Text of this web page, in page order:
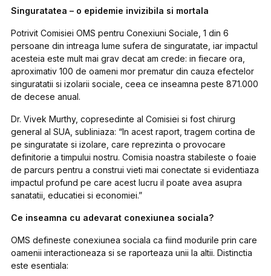
Singuratatea – o epidemie invizibila si mortala
Potrivit Comisiei OMS pentru Conexiuni Sociale, 1 din 6
persoane din intreaga lume sufera de singuratate, iar impactul
acesteia este mult mai grav decat am crede: in fiecare ora,
aproximativ 100 de oameni mor prematur din cauza efectelor
singuratatii si izolarii sociale, ceea ce inseamna peste 871.000
de decese anual.
Dr. Vivek Murthy, copresedinte al Comisiei si fost chirurg
general al SUA, subliniaza: “In acest raport, tragem cortina de
pe singuratate si izolare, care reprezinta o provocare
definitorie a timpului nostru. Comisia noastra stabileste o foaie
de parcurs pentru a construi vieti mai conectate si evidentiaza
impactul profund pe care acest lucru il poate avea asupra
sanatatii, educatiei si economiei.”
Ce inseamna cu adevarat conexiunea sociala?
OMS defineste conexiunea sociala ca fiind modurile prin care
oamenii interactioneaza si se raporteaza unii la altii. Distinctia
este esentiala: